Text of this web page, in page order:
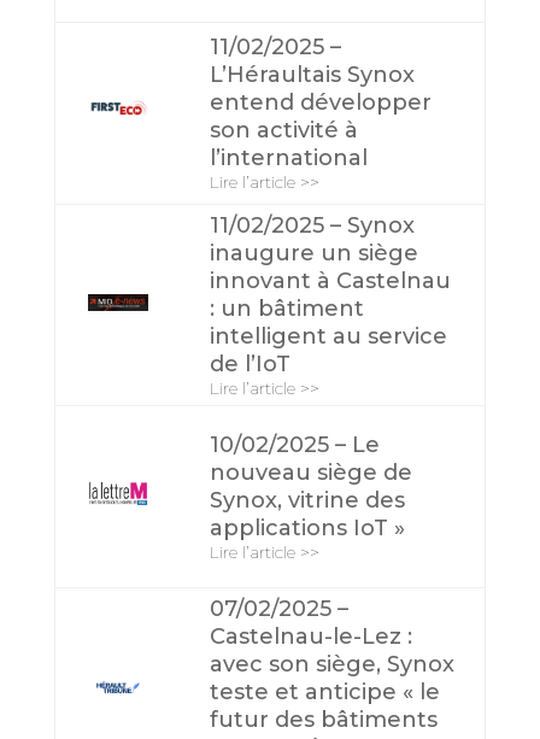
11/02/2025 –
L’Héraultais Synox
entend développer
son activité à
l’international
Lire l’article >>
11/02/2025 – Synox
inaugure un siège
innovant à Castelnau
: un bâtiment
intelligent au service
de l’IoT
Lire l’article >>
10/02/2025 – Le
nouveau siège de
Synox, vitrine des
applications IoT »
Lire l’article >>
07/02/2025 –
Castelnau-le-Lez :
avec son siège, Synox
teste et anticipe « le
futur des bâtiments